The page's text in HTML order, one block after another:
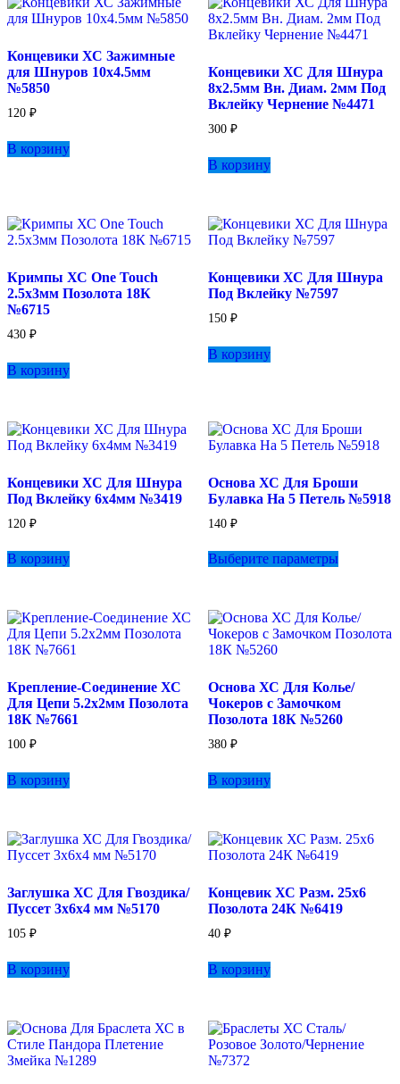
Опции
можно
на
странице
Концевики ХС Зажимные
для Шнуров 10х4.5мм
№5850
120 ₽
В корзину
Концевики ХС Для Шнура
8х2.5мм Вн. Диам. 2мм Под
Вклейку Чернение №4471
300 ₽
В корзину
Кримпы ХС One Touch
2.5х3мм Позолота 18К
№6715
430 ₽
В корзину
Концевики ХС Для Шнура
Под Вклейку №7597
150 ₽
В корзину
Концевики ХС Для Шнура
Под Вклейку 6х4мм №3419
120 ₽
В корзину
Основа ХС Для Броши
Булавка На 5 Петель №5918
140 ₽
Выберите параметрытовар
Опции
можно
странице
товара.
Крепление-Соединение ХС
Для Цепи 5.2х2мм Позолота
18К №7661
100 ₽
В корзину
Основа ХС Для Колье/
Чокеров с Замочком
Позолота 18К №5260
380 ₽
В корзину
Заглушка ХС Для Гвоздика/
Пуссет 3х6х4 мм №5170
105 ₽
В корзину
Концевик ХС Разм. 25х6
Позолота 24К №6419
40 ₽
В корзину